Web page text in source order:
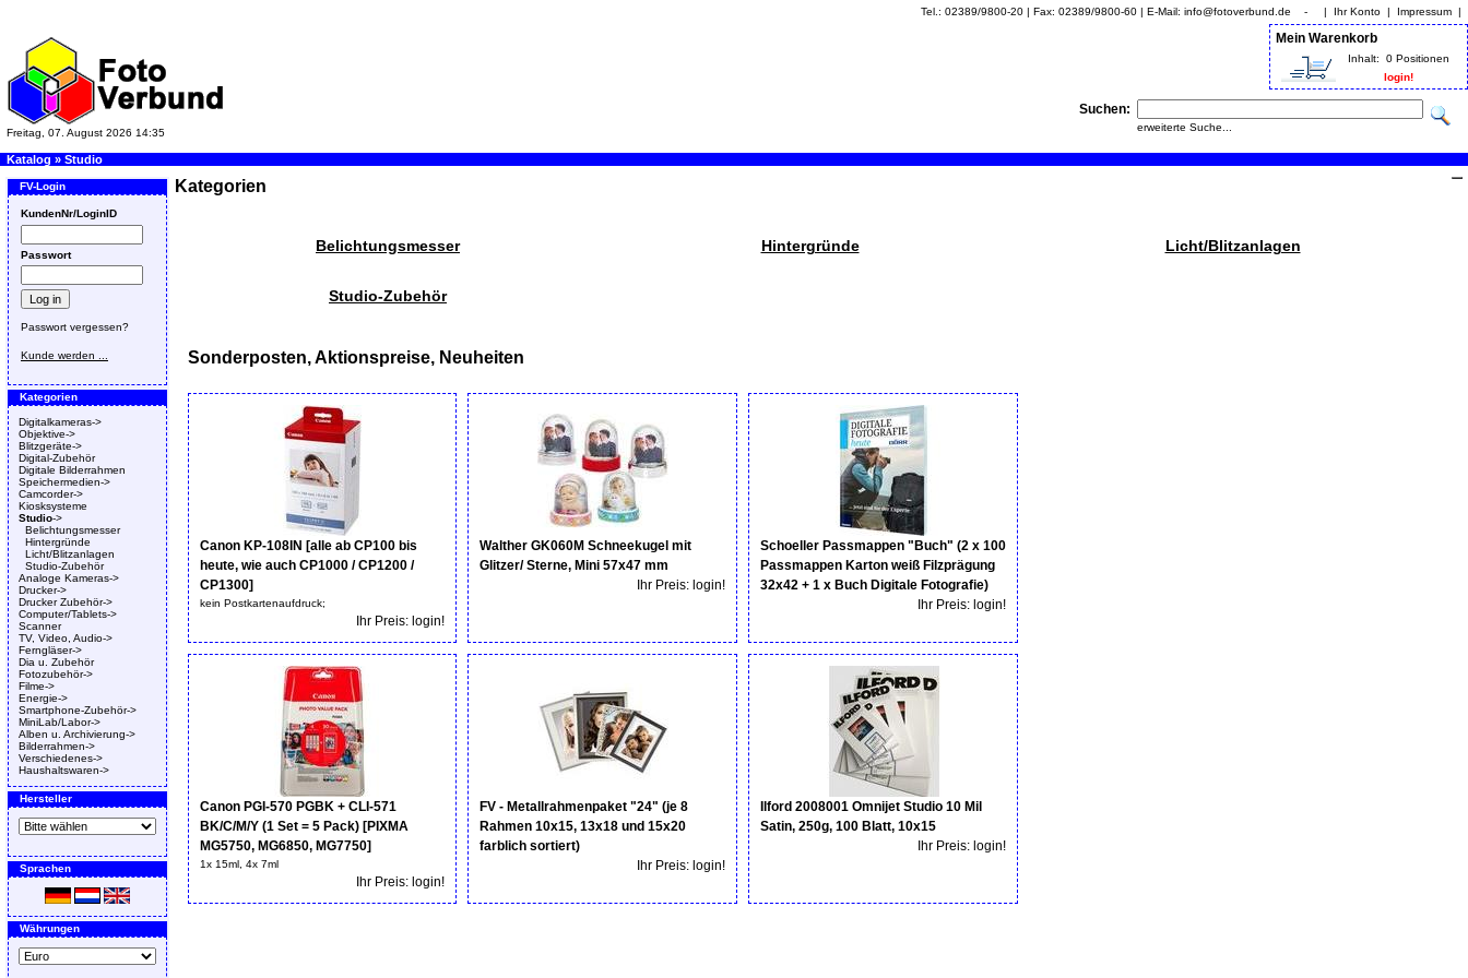
Tel.: 02389/9800-20 | Fax: 02389/9800-60 | E-Mail: info@fotoverbund.de - | Ihr Konto | Impressum |
Freitag, 07. August 2026 14:35
Mein Warenkorb
Inhalt:
0 Positionen
login!
Suchen:
erweiterte Suche...
Katalog » Studio
FV-Login
KundenNr/LoginID
Passwort
Passwort vergessen?
Kunde werden ...
Kategorien
Digitalkameras->
Objektive->
Blitzgeräte->
Digital-Zubehör
Digitale Bilderrahmen
Speichermedien->
Camcorder->
Kiosksysteme
Studio->
Belichtungsmesser
Hintergründe
Licht/Blitzanlagen
Studio-Zubehör
Analoge Kameras->
Drucker->
Drucker Zubehör->
Computer/Tablets->
Scanner
TV, Video, Audio->
Ferngläser->
Dia u. Zubehör
Fotozubehör->
Filme->
Energie->
Smartphone-Zubehör->
MiniLab/Labor->
Alben u. Archivierung->
Bilderrahmen->
Verschiedenes->
Haushaltswaren->
Hersteller
Sprachen
Währungen
Kategorien
Belichtungsmesser Hintergründe Licht/Blitzanlagen
Studio-Zubehör
Sonderposten, Aktionspreise, Neuheiten
Canon KP-108IN [alle ab CP100 bis
heute, wie auch CP1000 / CP1200 /
CP1300]
kein Postkartenaufdruck;
Ihr Preis: login!
Walther GK060M Schneekugel mit
Glitzer/ Sterne, Mini 57x47 mm
Ihr Preis: login!
Schoeller Passmappen "Buch" (2 x 100
Passmappen Karton weiß Filzprägung
32x42 + 1 x Buch Digitale Fotografie)
Ihr Preis: login!
Canon PGI-570 PGBK + CLI-571
BK/C/M/Y (1 Set = 5 Pack) [PIXMA
MG5750, MG6850, MG7750]
1x 15ml, 4x 7ml
Ihr Preis: login!
FV - Metallrahmenpaket "24" (je 8
Rahmen 10x15, 13x18 und 15x20
farblich sortiert)
Ihr Preis: login!
Ilford 2008001 Omnijet Studio 10 Mil
Satin, 250g, 100 Blatt, 10x15
Ihr Preis: login!